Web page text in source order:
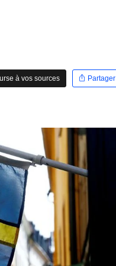
à vos sources
Partager